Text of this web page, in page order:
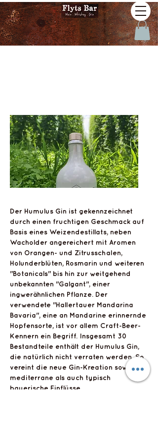
Der Humulus Gin ist gekennzeichnet
durch einen fruchtigen Geschmack auf
Basis eines Weizendestillats, neben
Wacholder angereichert mit Aromen
von Orangen- und Zitrusschalen,
Holunderblüten, Rosmarin und weiteren
"Botanicals" bis hin zur weitgehend
unbekannten "Galgant", einer
ingwerähnlichen Pflanze. Der
verwendete "Hallertauer Mandarina
Bavaria", eine an Mandarine erinnernde
Hopfensorte, ist vor allem Craft-Beer-
Kennern ein Begriff. Insgesamt 30
Bestandteile enthält der Humulus Gin,
die natürlich nicht verraten werden. So
vereint die neue Gin-Kreation sowohl
mediterrane als auch typisch
bayerische Einflüsse.